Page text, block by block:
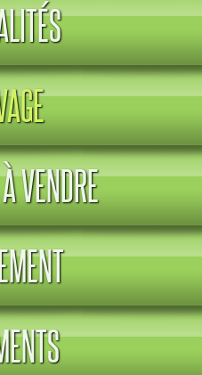
VENDRE